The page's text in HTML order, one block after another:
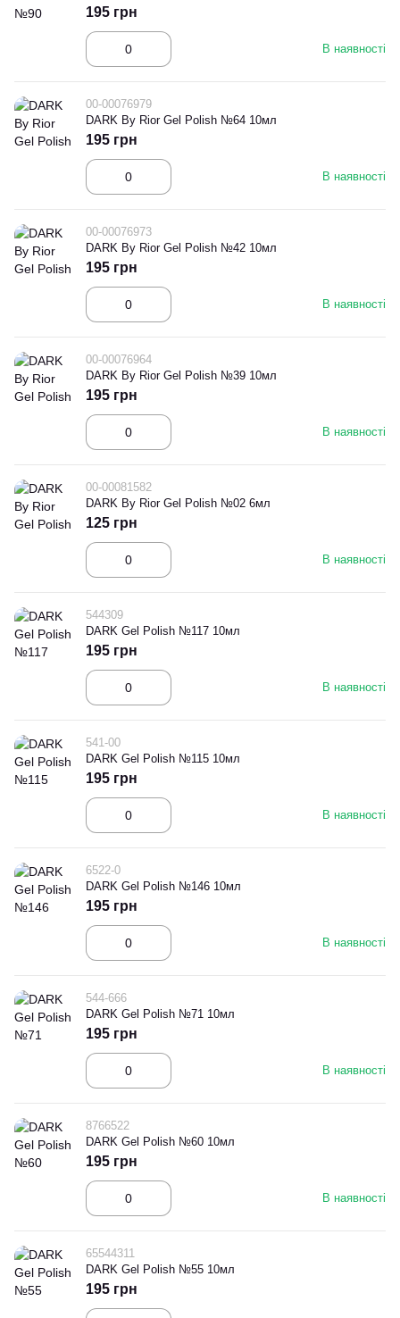
В наявності
195 грн
00-00076979
DARK By Rior Gel Polish №64 10мл
В наявності
195 грн
00-00076973
DARK By Rior Gel Polish №42 10мл
В наявності
195 грн
00-00076964
DARK By Rior Gel Polish №39 10мл
В наявності
195 грн
00-00081582
DARK By Rior Gel Polish №02 6мл
В наявності
125 грн
544309
DARK Gel Polish №117 10мл
В наявності
195 грн
541-00
DARK Gel Polish №115 10мл
В наявності
195 грн
6522-0
DARK Gel Polish №146 10мл
В наявності
195 грн
544-666
DARK Gel Polish №71 10мл
В наявності
195 грн
8766522
DARK Gel Polish №60 10мл
В наявності
195 грн
65544311
DARK Gel Polish №55 10мл
195 грн